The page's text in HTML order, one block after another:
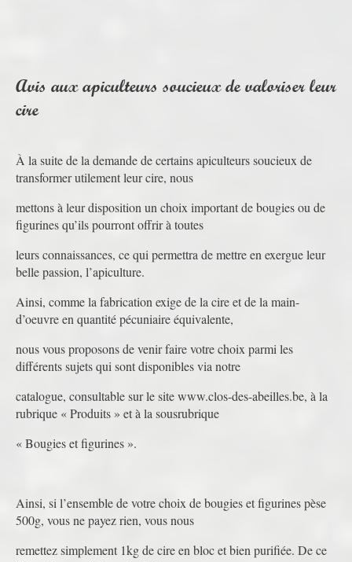
Avis aux apiculteurs soucieux de valoriser leur
cire
À la suite de la demande de certains apiculteurs soucieux de
transformer utilement leur cire, nous
mettons à leur disposition un choix important de bougies ou de
figurines qu’ils pourront offrir à toutes
leurs connaissances, ce qui permettra de mettre en exergue leur
belle passion, l’apiculture.
Ainsi, comme la fabrication exige de la cire et de la main-
d’oeuvre en quantité pécuniaire équivalente,
nous vous proposons de venir faire votre choix parmi les
différents sujets qui sont disponibles via notre
catalogue, consultable sur le site www.clos-des-abeilles.be, à la
rubrique « Produits » et à la sousrubrique
« Bougies et figurines ».
Ainsi, si l’ensemble de votre choix de bougies et figurines pèse
500g, vous ne payez rien, vous nous
remettez simplement 1kg de cire en bloc et bien purifiée. De ce